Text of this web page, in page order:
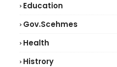
Education
Gov.scehmes
Health
Histrory